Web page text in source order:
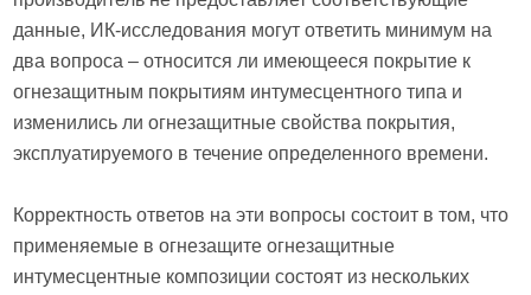
данные, ИК-исследования могут ответить минимум на
два вопроса – относится ли имеющееся покрытие к
огнезащитным покрытиям интумесцентного типа и
изменились ли огнезащитные свойства покрытия,
эксплуатируемого в течение определенного времени.
Корректность ответов на эти вопросы состоит в том, что
применяемые в огнезащите огнезащитные
интумесцентные композиции состоят из нескольких